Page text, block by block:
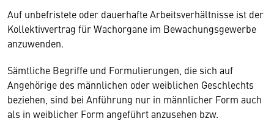
Auf unbefristete oder dauerhafte Arbeitsverhältnisse ist der
Kollektivvertrag für Wachorgane im Bewachungsgewerbe
anzuwenden.
Sämtliche Begriffe und Formulierungen, die sich auf
Angehörige des männlichen oder weiblichen Geschlechts
beziehen, sind bei Anführung nur in männlicher Form auch
als in weiblicher Form angeführt anzusehen bzw.